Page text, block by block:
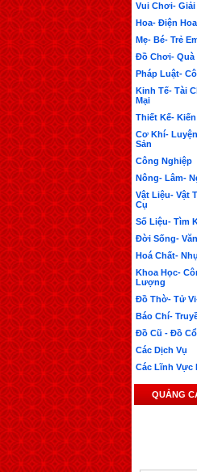
Vui Chơi- Giải
Hoa- Điện
Mẹ- Bé- Trẻ
Đồ Chơi- Quà
Pháp Luật-
Kinh Tế- Tài
Mại
Thiết Kế-
Cơ Khí-
Sản
Công Nghiệp
Nông- Lâm-
Vật Liệu- Vật
Cụ
Số Liệu- Tìm
Đời Sống-
Hoá Chất-
Khoa Học-
Lượng
Đồ Thờ- Tử
Báo Chí-
Đồ Cũ - Đồ
Các Dịch Vụ
Các Lĩnh Vực
QUẢNG